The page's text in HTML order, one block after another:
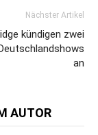
Nächster Artikel
kündigen zwei
an
AUTOR